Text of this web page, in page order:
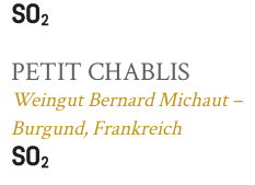
PETIT CHABLIS
Weingut Bernard Michaut –
Burgund, Frankreich